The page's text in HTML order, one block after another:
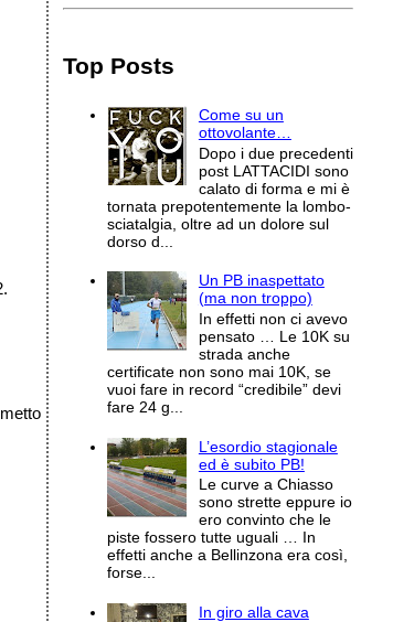
Top Posts
Come su un
ottovolante…
Dopo i due precedenti
post LATTACIDI sono
calato di forma e mi è
tornata prepotentemente la lombo-
sciatalgia, oltre ad un dolore sul
dorso d...
Un PB inaspettato
(ma non troppo)
In effetti non ci avevo
pensato … Le 10K su
strada anche
certificate non sono mai 10K, se
vuoi fare in record “credibile” devi
fare 24 g...
L’esordio stagionale
ed è subito PB!
Le curve a Chiasso
sono strette eppure io
ero convinto che le
piste fossero tutte uguali … In
effetti anche a Bellinzona era così,
forse...
In giro alla cava